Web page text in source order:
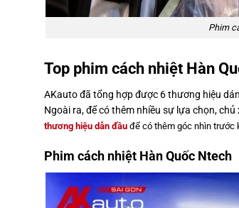
Phim
Top phim cách nhiệt Hàn
AKauto đã tổng hợp được 6 thương hiệu
Ngoài ra, để có thêm nhiều sự lựa chọn,
thương hiệu dẫn đầu để có thêm góc nhìn trước
Phim cách nhiệt Hàn Quốc Ntech